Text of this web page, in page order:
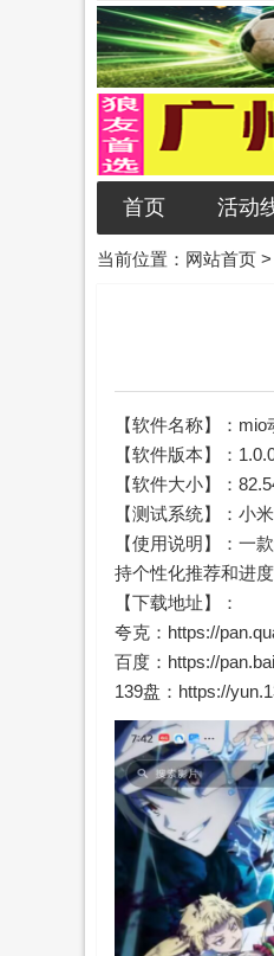
首页 活动
当前位置： 网站首页 >
【软件名称】：mio
【软件版本】：
【软件大小】：
【测试系统】：小米
【使用说明】：一
持个性化推荐和进
【下载地址】：
夸克：https://
百度：https://
139盘： https://